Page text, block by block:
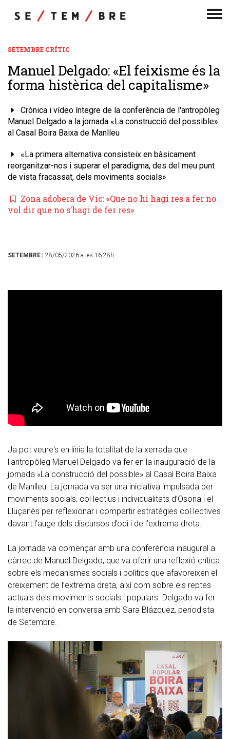
SETEMBRE CRÍTIC
Manuel Delgado: «El feixisme és la
forma histèrica del capitalisme»
Crònica i vídeo íntegre de la conferència de l'antropòleg
Manuel Delgado a la jornada «La construcció del possible»
al Casal Boira Baixa de Manlleu
«La primera alternativa consisteix en bàsicament
reorganitzar-nos i superar el paradigma, des del meu punt
de vista fracassat, dels moviments socials»
Zona adobera de Vic: «Que no hi hagi res a fer no
vol dir que no s’hagi de fer res»
SETEMBRE | 28/05/2026 a les 16:28h
Ja pot veure's en línia la totalitat de la xerrada que
l'antropòleg Manuel Delgado va fer en la inauguració de la
jornada «La construcció del possible» al Casal Boira Baixa
de Manlleu. La jornada va ser una iniciativa impulsada per
moviments socials, col·lectius i individualitats d’Osona i el
Lluçanès per reflexionar i compartir estratègies col·lectives
davant l’auge dels discursos d’odi i de l’extrema dreta.
La jornada va començar amb una conferència inaugural a
càrrec de Manuel Delgado, que va oferir una reflexió crítica
sobre els mecanismes socials i polítics que afavoreixen el
creixement de l’extrema dreta, així com sobre els reptes
actuals dels moviments socials i populars. Delgado va fer
la intervenció en conversa amb Sara Blázquez, periodista
de Setembre.